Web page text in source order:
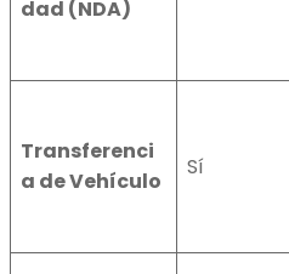
dad (NDA)
Transferenci
a de Vehículo
Sí